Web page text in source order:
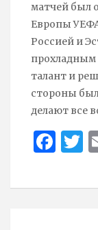
матчей был
Европы
Россией и
прохладным
талант и
стороны
делают все
Face
k